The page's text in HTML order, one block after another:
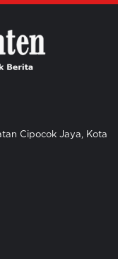
Cipocok Jaya, Kota